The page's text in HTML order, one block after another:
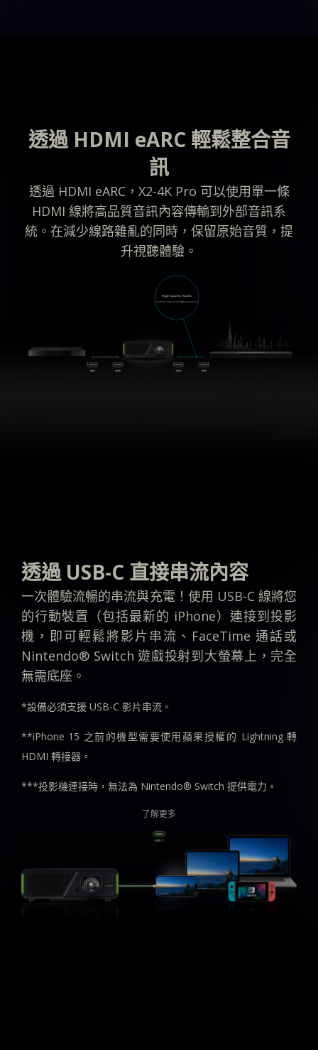
透過 HDMI eARC 輕鬆整合音
訊
透過 HDMI eARC，X2-4K Pro 可以使用單一條
HDMI 線將高品質音訊內容傳輸到外部音訊系
統。在減少線路雜亂的同時，保留原始音質，提
升視聽體驗。
透過 USB-C 直接串流內容
一次體驗流暢的串流與充電！使用 USB-C 線將您
的行動裝置（包括最新的 iPhone）連接到投影
機，即可輕鬆將影片串流、FaceTime 通話或
Nintendo® Switch 遊戲投射到大螢幕上，完全
無需底座。
*設備必須支援 USB-C 影片串流。
**iPhone 15 之前的機型需要使用蘋果授權的 Lightning 轉
HDMI 轉接器。
***投影機連接時，無法為 Nintendo® Switch 提供電力。
了解更多